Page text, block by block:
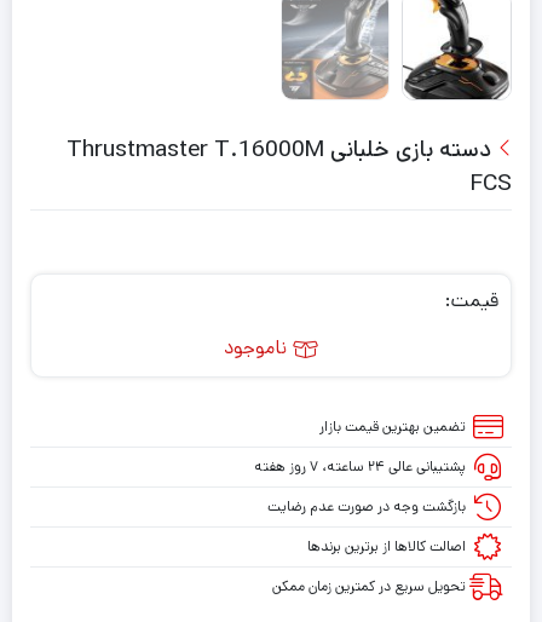
دسته بازی خلبانی Thrustmaster T.16000M
FCS
قیمت:
ناموجود
تضمین بهترین قیمت بازار
پشتیبانی عالی ۲۴ ساعته، ۷ روز هفته
بازگشت وجه در صورت عدم رضایت
اصالت کالاها از برترین برندها
تحویل سریع در کمترین زمان ممکن